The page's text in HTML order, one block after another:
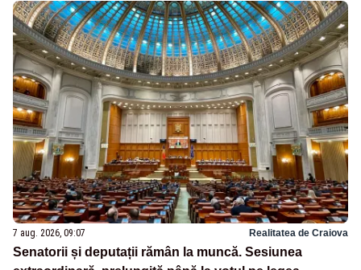
7 aug. 2026, 09:07 Realitatea de Craiova
Senatorii și deputații rămân la muncă. Sesiunea